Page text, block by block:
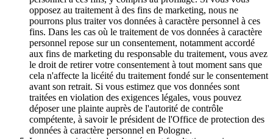
opposez au traitement à des fins de marketing, nous ne
pourrons plus traiter vos données à caractère personnel à ces
fins. Dans les cas où le traitement de vos données à caractère
personnel repose sur un consentement, notamment accordé
aux fins de marketing du responsable du traitement, vous avez
le droit de retirer votre consentement à tout moment sans que
cela n'affecte la licéité du traitement fondé sur le consentement
avant son retrait. Si vous estimez que vos données sont
traitées en violation des exigences légales, vous pouvez
déposer une plainte auprès de l'autorité de contrôle
compétente, à savoir le président de l'Office de protection des
données à caractère personnel en Pologne.